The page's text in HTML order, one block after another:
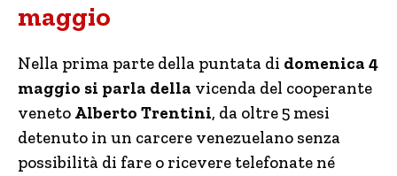
maggio
Nella prima parte della puntata di domenica 4
maggio si parla della vicenda del cooperante
veneto Alberto Trentini, da oltre 5 mesi
detenuto in un carcere venezuelano senza
possibilità di fare o ricevere telefonate né